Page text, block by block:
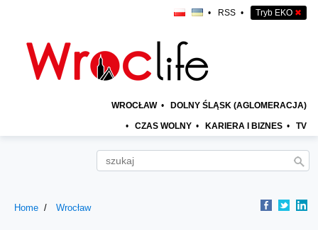
• RSS • Tryb EKO ✖
WROCŁAW • DOLNY ŚLĄSK (AGLOMERACJA)
• CZAS WOLNY • KARIERA I BIZNES • TV
Home Wrocław